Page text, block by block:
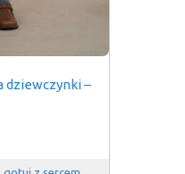
dziewczynki –